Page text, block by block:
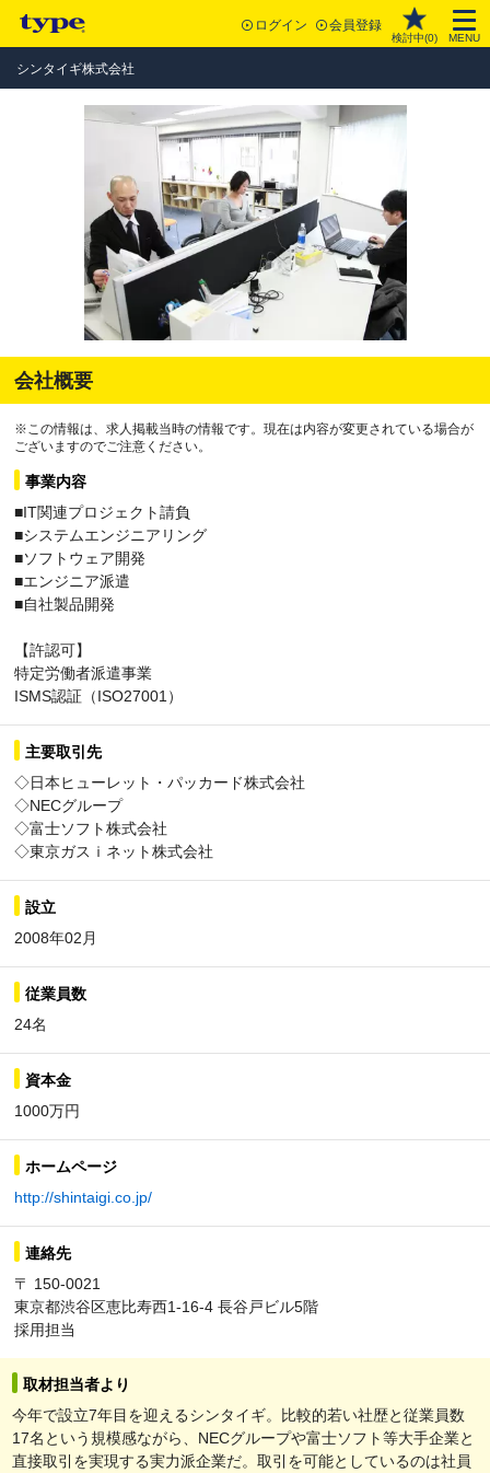
ログイン 会員登録
検討中(0) MENU
シンタイギ株式会社
会社概要
※この情報は、求人掲載当時の情報です。現在は内容が変更されている場合が
ございますのでご注意ください。
事業内容
■IT関連プロジェクト請負
■システムエンジニアリング
■ソフトウェア開発
■エンジニア派遣
■自社製品開発
【許認可】
特定労働者派遣事業
ISMS認証（ISO27001）
主要取引先
◇日本ヒューレット・パッカード株式会社
◇NECグループ
◇富士ソフト株式会社
◇東京ガスｉネット株式会社
設立
2008年02月
従業員数
24名
資本金
1000万円
ホームページ
http://shintaigi.co.jp/
連絡先
〒 150-0021
東京都渋谷区恵比寿西1-16-4 長谷戸ビル5階
採用担当
取材担当者より
今年で設立7年目を迎えるシンタイギ。比較的若い社歴と従業員数
17名という規模感ながら、NECグループや富士ソフト等大手企業と
直接取引を実現する実力派企業だ。取引を可能としているのは社員